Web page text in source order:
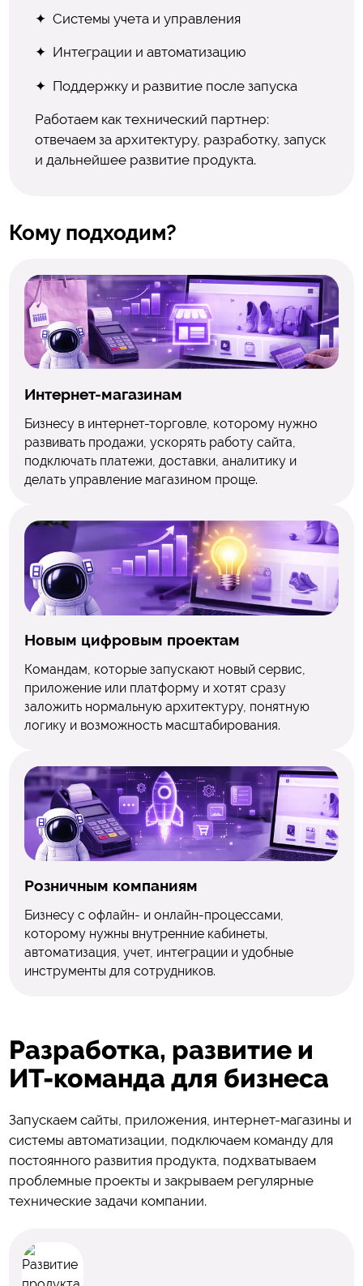
Системы учета и управления
Интеграции и автоматизацию
Поддержку и развитие после запуска
Работаем как технический партнер:
отвечаем за архитектуру, разработку, запуск
и дальнейшее развитие продукта.
Кому подходим?
Интернет-магазинам
Бизнесу в интернет-торговле, которому нужно
развивать продажи, ускорять работу сайта,
подключать платежи, доставки, аналитику и
делать управление магазином проще.
Новым цифровым проектам
Командам, которые запускают новый сервис,
приложение или платформу и хотят сразу
заложить нормальную архитектуру, понятную
логику и возможность масштабирования.
Розничным компаниям
Бизнесу с офлайн- и онлайн-процессами,
которому нужны внутренние кабинеты,
автоматизация, учет, интеграции и удобные
инструменты для сотрудников.
Разработка, развитие и
ИТ-команда для бизнеса
Запускаем сайты, приложения, интернет-магазины и
системы автоматизации, подключаем команду для
постоянного развития продукта, подхватываем
проблемные проекты и закрываем регулярные
технические задачи компании.